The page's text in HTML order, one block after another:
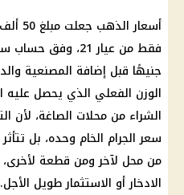
جنيهًا قبل إضافة المصنعية
الوزن الفعلي الذي يحصل
الشراء من محلات الصاغة، لأن
سعر الجرام الخام وحده، بل
من محل لآخر ومن قطعة
الادخار أو الاستثمار طويل الأجل.